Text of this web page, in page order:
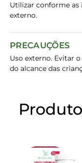
Utilizar conforme as
externo.
PRECAUÇÕES
Uso externo. Evitar
do alcance das